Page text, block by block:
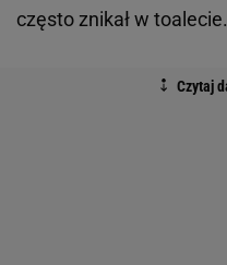
często znikał w toalecie.